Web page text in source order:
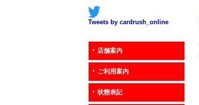
Tweets by cardrush_online
店舗案内
ご利用案内
状態表記